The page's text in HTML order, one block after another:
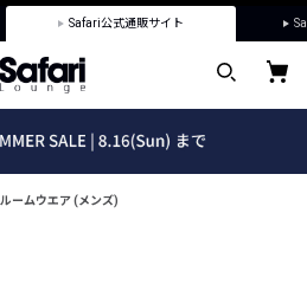
Safari公式通販サイト
ルームウエア (メンズ)